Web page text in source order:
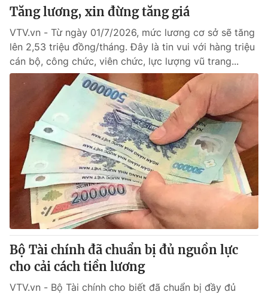
Chuyên mục khác
Emagazine Podcast
Photo Infographic
Shorts video
VTV Money VTV Thể thao
VTV Sức khoẻ Bất động sản
Thị trường 24h Tấm lòng Việt
VTV4 Vươn mình bằng AI
VTV8
Tăng lương, xin đừng tăng giá
VTV.vn - Từ ngày 01/7/2026, mức lương cơ sở sẽ tăng
lên 2,53 triệu đồng/tháng. Đây là tin vui với hàng triệu
cán bộ, công chức, viên chức, lực lượng vũ trang...
Bộ Tài chính đã chuẩn bị đủ nguồn lực
cho cải cách tiền lương
VTV.vn - Bộ Tài chính cho biết đã chuẩn bị đầy đủ